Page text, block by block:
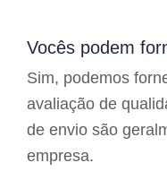
Vocês podem
Sim, podemos
avaliação de
de envio são
empresa.